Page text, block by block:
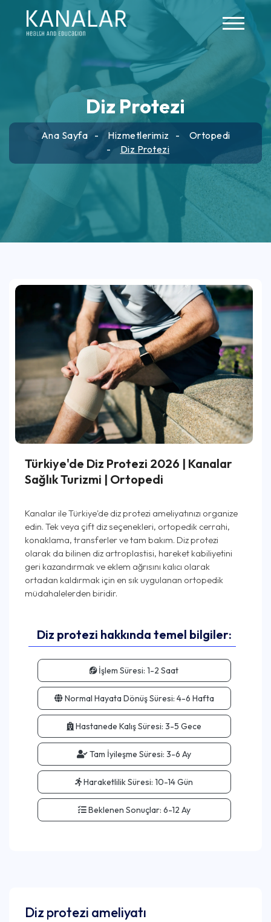
Skip to main content
Diz Protezi
Ana Sayfa Hizmetlerimiz
Ortopedi
Diz Protezi
Türkiye'de Diz Protezi 2026 | Kanalar
Sağlık Turizmi | Ortopedi
Kanalar ile Türkiye'de diz protezi ameliyatınızı organize
edin. Tek veya çift diz seçenekleri, ortopedik cerrahi,
konaklama, transferler ve tam bakım. Diz protezi
olarak da bilinen diz artroplastisi, hareket kabiliyetini
geri kazandırmak ve eklem ağrısını kalıcı olarak
ortadan kaldırmak için en sık uygulanan ortopedik
Diz protezi hakkında temel bilgiler:
İşlem Süresi: 1-2 Saat
Normal Hayata Dönüş Süresi: 4-6 Hafta
Hastanede Kalış Süresi: 3-5 Gece
Tam İyileşme Süresi: 3-6 Ay
Haraketlilik Süresi: 10-14 Gün
Beklenen Sonuçlar: 6-12 Ay
Diz protezi ameliyatı